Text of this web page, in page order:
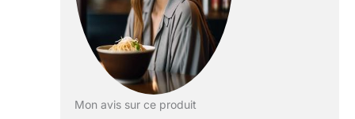
Mon avis sur ce produit